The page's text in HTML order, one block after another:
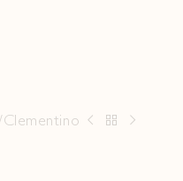
Clementino